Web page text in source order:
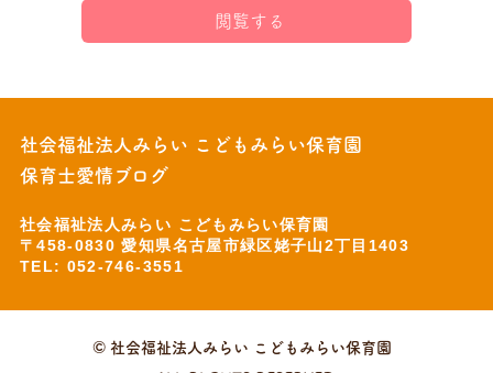
社会福祉法人みらい こどもみらい保育園
保育士愛情ブログ
社会福祉法人みらい こどもみらい保育園
〒458-0830 愛知県名古屋市緑区姥子山2丁目1403
TEL: 052-746-3551
© 社会福祉法人みらい こどもみらい保育園